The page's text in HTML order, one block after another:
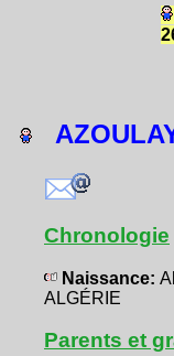
Chronologie
Naissance:
ALGÉRIE
Parents et